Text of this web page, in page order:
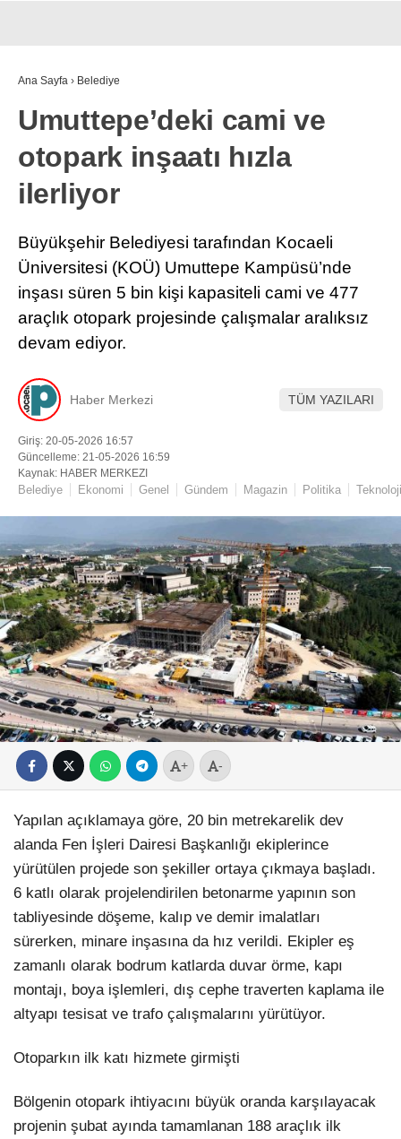
Ana Sayfa › Belediye
Umuttepe’deki cami ve
otopark inşaatı hızla
ilerliyor
Büyükşehir Belediyesi tarafından Kocaeli
Üniversitesi (KOÜ) Umuttepe Kampüsü’nde
inşası süren 5 bin kişi kapasiteli cami ve 477
araçlık otopark projesinde çalışmalar aralıksız
devam ediyor.
Haber Merkezi TÜM YAZILARI
Giriş: 20-05-2026 16:57
Güncelleme: 21-05-2026 16:59
Kaynak: HABER MERKEZI
Belediye Ekonomi Genel Gündem Magazin Politika Teknoloji
+ -
Yapılan açıklamaya göre, 20 bin metrekarelik dev
alanda Fen İşleri Dairesi Başkanlığı ekiplerince
yürütülen projede son şekiller ortaya çıkmaya başladı.
6 katlı olarak projelendirilen betonarme yapının son
tabliyesinde döşeme, kalıp ve demir imalatları
sürerken, minare inşasına da hız verildi. Ekipler eş
zamanlı olarak bodrum katlarda duvar örme, kapı
montajı, boya işlemleri, dış cephe traverten kaplama ile
altyapı tesisat ve trafo çalışmalarını yürütüyor.
Otoparkın ilk katı hizmete girmişti
Bölgenin otopark ihtiyacını büyük oranda karşılayacak
projenin şubat ayında tamamlanan 188 araçlık ilk